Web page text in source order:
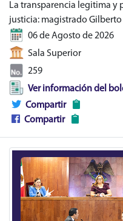
La transparencia legitima y
justicia: magistrado Gilberto
06 de Agosto de 2026
Sala Superior
259
Ver información del
Compartir
Compartir